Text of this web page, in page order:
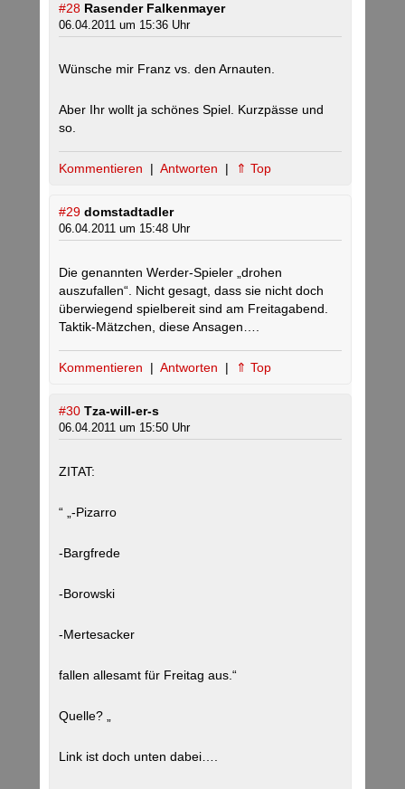
#28 Rasender Falkenmayer
06.04.2011 um 15:36 Uhr
Wünsche mir Franz vs. den Arnauten.
Aber Ihr wollt ja schönes Spiel. Kurzpässe und
so.
Kommentieren | Antworten | ⇑ Top
#29 domstadtadler
06.04.2011 um 15:48 Uhr
Die genannten Werder-Spieler „drohen
auszufallen“. Nicht gesagt, dass sie nicht doch
überwiegend spielbereit sind am Freitagabend.
Taktik-Mätzchen, diese Ansagen….
Kommentieren | Antworten | ⇑ Top
#30 Tza-will-er-s
06.04.2011 um 15:50 Uhr
ZITAT:
“ „-Pizarro
-Bargfrede
-Borowski
-Mertesacker
fallen allesamt für Freitag aus.“
Quelle? „
Link ist doch unten dabei….